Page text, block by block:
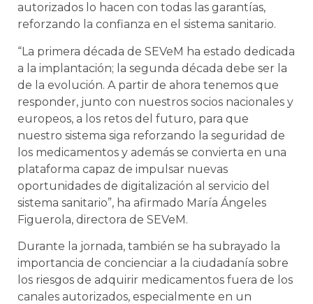
autorizados lo hacen con todas las garantías,
reforzando la confianza en el sistema sanitario.
“La primera década de SEVeM ha estado dedicada
a la implantación; la segunda década debe ser la
de la evolución. A partir de ahora tenemos que
responder, junto con nuestros socios nacionales y
europeos, a los retos del futuro, para que
nuestro sistema siga reforzando la seguridad de
los medicamentos y además se convierta en una
plataforma capaz de impulsar nuevas
oportunidades de digitalización al servicio del
sistema sanitario”, ha afirmado María Ángeles
Figuerola, directora de SEVeM.
Durante la jornada, también se ha subrayado la
importancia de concienciar a la ciudadanía sobre
los riesgos de adquirir medicamentos fuera de los
canales autorizados, especialmente en un